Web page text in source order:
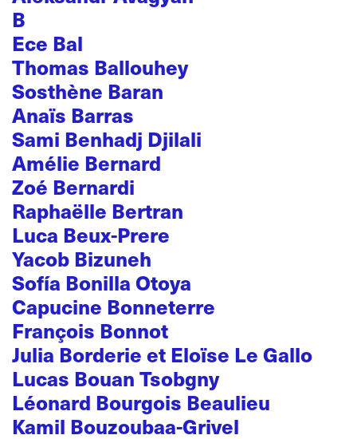
B
Ece Bal
Thomas Ballouhey
Sosthène Baran
Anaïs Barras
Sami Benhadj Djilali
Amélie Bernard
Zoé Bernardi
Raphaëlle Bertran
Luca Beux-Prere
Yacob Bizuneh
Sofía Bonilla Otoya
Capucine Bonneterre
François Bonnot
Julia Borderie et Eloïse Le Gallo
Lucas Bouan Tsobgny
Léonard Bourgois Beaulieu
Kamil Bouzoubaa-Grivel